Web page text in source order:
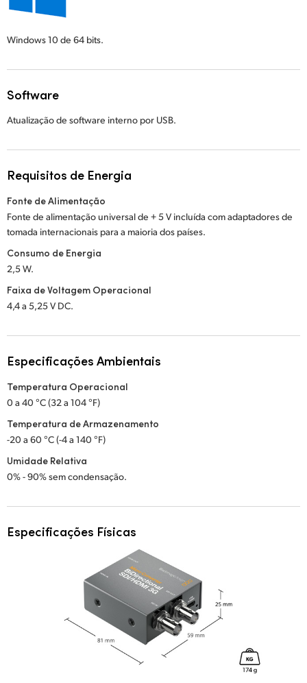
Windows 10 de 64 bits.
Software
Atualização de software interno por USB.
Requisitos de Energia
Fonte de Alimentação
Fonte de alimentação universal de + 5 V incluída com adaptadores de
tomada internacionais para a maioria dos países.
Consumo de Energia
2,5 W.
Faixa de Voltagem Operacional
4,4 a 5,25 V DC.
Especificações Ambientais
Temperatura Operacional
0 a 40 °C (32 a 104 °F)
Temperatura de Armazenamento
-20 a 60 °C (-4 a 140 °F)
Umidade Relativa
0% - 90% sem condensação.
Especificações Físicas